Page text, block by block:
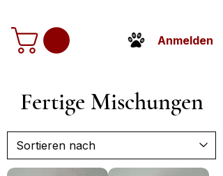
Anmelden
Fertige Mischungen